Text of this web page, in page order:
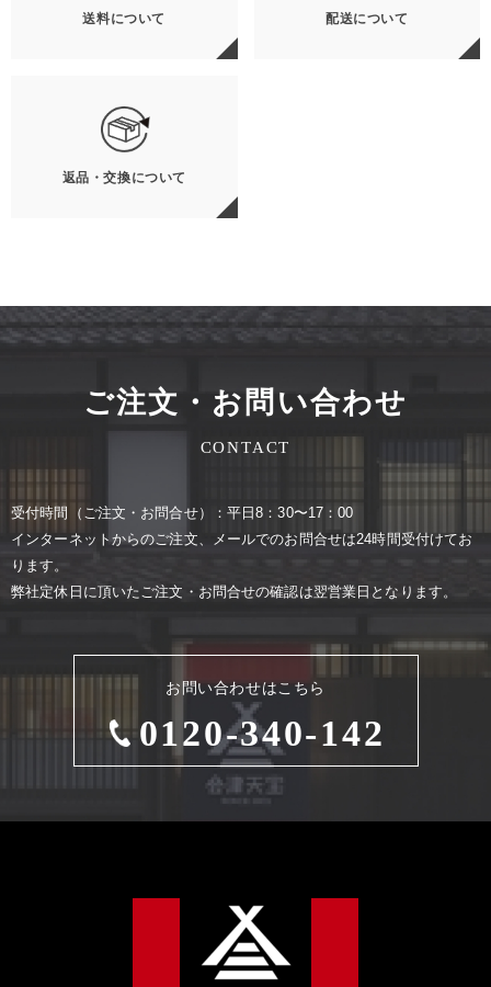
送料について 配送について
返品・交換について
ご注文・お問い合わせ
CONTACT
お問い合わせはこちら
0120-340-142
受付時間（ご注⽂・お問合せ）：平⽇8：30〜17：00
インターネットからのご注⽂、メールでのお問合せは24時間受付けてお
ります。
弊社定休⽇に頂いたご注⽂・お問合せの確認は翌営業⽇となります。